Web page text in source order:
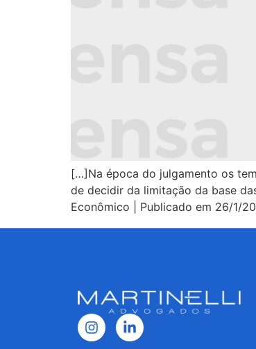
[…]Na época do julgamento os
de decidir da limitação da base
Econômico | Publicado em 26/1/